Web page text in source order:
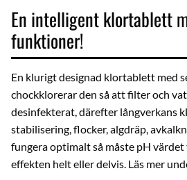
En intelligent klortablett
funktioner!
En klurigt designad klortablett med
chockklorerar den så att filter och
desinfekterat, därefter långverkans
stabilisering, flocker, algdräp,
fungera optimalt så måste pH
effekten helt eller delvis. Läs mer